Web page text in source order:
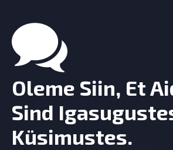
Oleme Siin, Et
Sind
Küsimustes.